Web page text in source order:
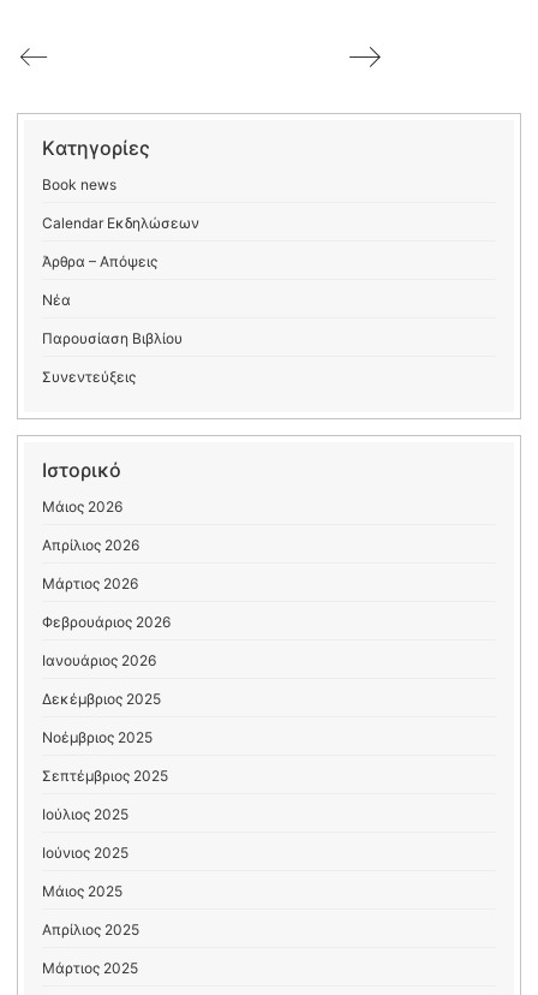
Kατηγορίες
Book news
Calendar Εκδηλώσεων
Άρθρα – Απόψεις
Νέα
Παρουσίαση Βιβλίου
Συνεντεύξεις
Ιστορικό
Μάιος 2026
Απρίλιος 2026
Μάρτιος 2026
Φεβρουάριος 2026
Ιανουάριος 2026
Δεκέμβριος 2025
Νοέμβριος 2025
Σεπτέμβριος 2025
Ιούλιος 2025
Ιούνιος 2025
Μάιος 2025
Απρίλιος 2025
Μάρτιος 2025